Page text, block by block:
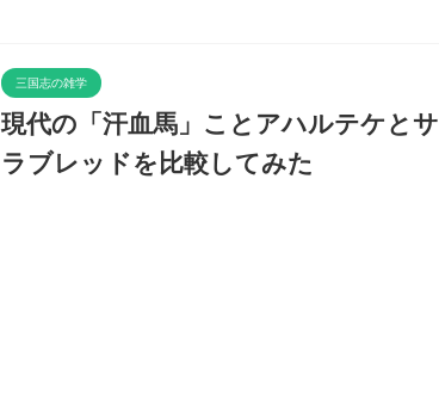
三国志の雑学
現代の「汗血馬」ことアハルテケとサ
ラブレッドを比較してみた